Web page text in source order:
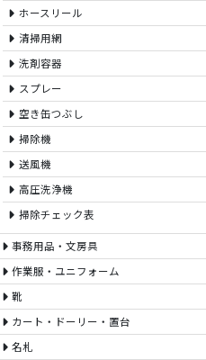
ホースリール
清掃用網
洗剤容器
スプレー
空き缶つぶし
掃除機
送風機
高圧洗浄機
掃除チェック表
事務用品・文房具
作業服・ユニフォーム
靴
カート・ドーリー・置台
名札